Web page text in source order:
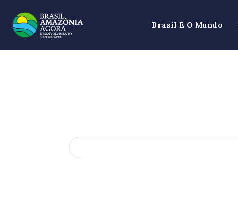
Brasil E O Mundo